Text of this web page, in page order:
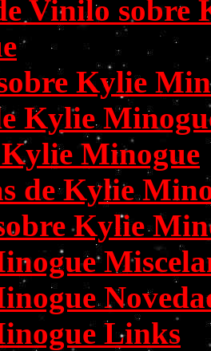
Vinilo sobre
Kylie
Kylie
Kylie Minogue
de Kylie
Kylie
Links